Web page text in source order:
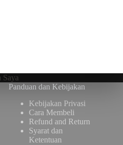
Saya
Panduan dan Kebijakan
Kebijakan Privasi
Cara Membeli
Refund and Return
Syarat dan
Ketentuan